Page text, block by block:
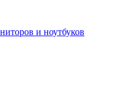
и ноутбуков